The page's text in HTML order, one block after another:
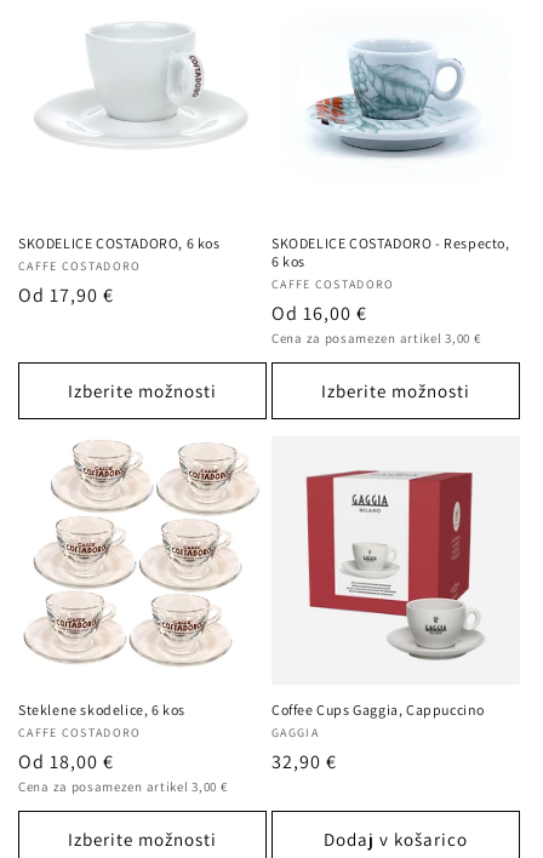
SKODELICE COSTADORO, 6 kos
Ponudnik:
CAFFE COSTADORO
Redna
Od 17,90 €
Izberite možnosti
SKODELICE COSTADORO - Respecto,
6 kos
Ponudnik:
CAFFE COSTADORO
Redna
cena
Od 16,00 €
Cena
enoto
Cena za posamezen artikel 3,00 €
Izberite možnosti
Steklene skodelice, 6 kos
Ponudnik:
CAFFE COSTADORO
Redna
cena
Od 18,00 €
Cena
enoto
Cena za posamezen artikel 3,00 €
Izberite možnosti
Coffee Cups Gaggia, Cappuccino
Ponudnik:
GAGGIA
Redna
32,90 €
Dodaj v košarico